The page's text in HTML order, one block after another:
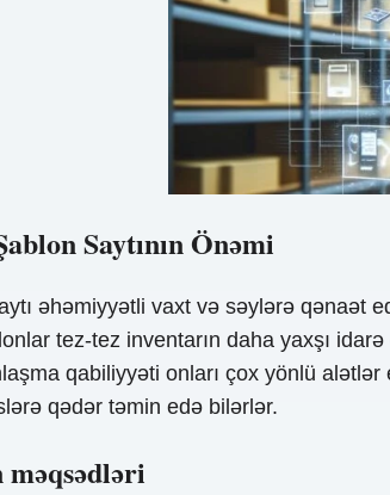
Saytının Önəmi
əhəmiyyətli vaxt və səylərə qənaət
tez-tez inventarın daha yaxşı
qabiliyyəti onları çox yönlü
qədər təmin edə bilərlər.
məqsədləri